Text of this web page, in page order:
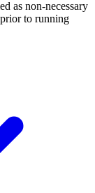
as non-necessary
to running